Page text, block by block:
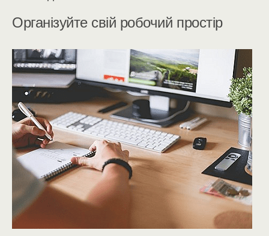
Організуйте свій робочий простір